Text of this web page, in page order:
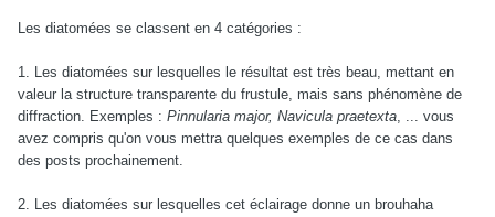
Les diatomées se classent en 4 catégories :
1. Les diatomées sur lesquelles le résultat est très beau, mettant en
valeur la structure transparente du frustule, mais sans phénomène de
diffraction. Exemples : Pinnularia major, Navicula praetexta, ... vous
avez compris qu'on vous mettra quelques exemples de ce cas dans
des posts prochainement.
2. Les diatomées sur lesquelles cet éclairage donne un brouhaha